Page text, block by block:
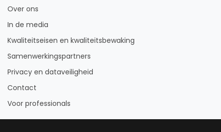
Over ons
In de media
Kwaliteitseisen en kwaliteitsbewaking
Samenwerkingspartners
Privacy en dataveiligheid
Contact
Voor professionals